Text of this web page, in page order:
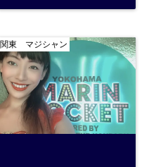
関東 マジシャン